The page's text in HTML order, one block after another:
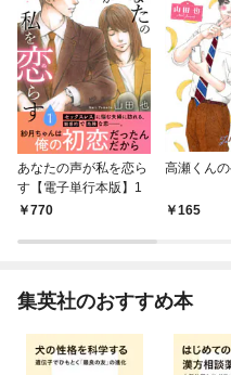
あなたの声が私を恋ら
す【電子単行本版】1
770
高瀬くん
165
集英社のおすすめ本